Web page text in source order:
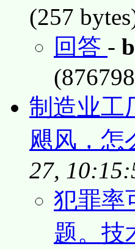
(257
回答 -
制造业工
飓风，怎
27,
犯罪率
题。技